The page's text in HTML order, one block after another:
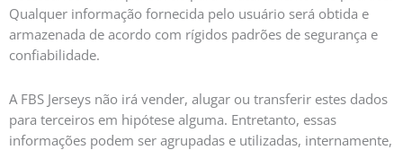
Qualquer informação fornecida pelo usuário será obtida e
armazenada de acordo com rígidos padrões de segurança e
confiabilidade.
A FBS Jerseys não irá vender, alugar ou transferir estes dados
para terceiros em hipótese alguma. Entretanto, essas
informações podem ser agrupadas e utilizadas, internamente,